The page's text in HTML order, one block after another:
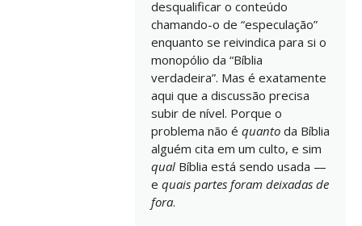
desqualificar o conteúdo
chamando-o de “especulação”
enquanto se reivindica para si o
monopólio da “Bíblia
verdadeira”. Mas é exatamente
aqui que a discussão precisa
subir de nível. Porque o
problema não é quantoda Bíblia
alguém cita em um culto, e sim
qualBíblia está sendo usada —
e quais partes foram deixadas de
fora.